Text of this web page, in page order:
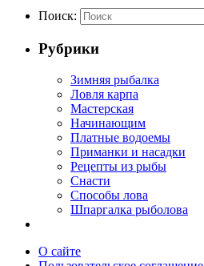
Поиск:
Рубрики
Зимняя рыбалка
Ловля карпа
Мастерская
Начинающим
Платные водоемы
Приманки и насадки
Рецепты из рыбы
Снасти
Способы лова
Шпаргалка рыболова
О сайте